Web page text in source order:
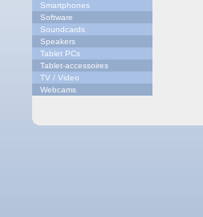
Smartphones
Software
Soundcards
Speakers
Tablet PCs
Tablet-accessoires
TV / Video
Webcams